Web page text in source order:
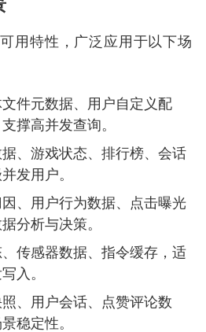
用特性，广泛应用于以下场
文件元数据、用户自定义配
撑高并发查询。
据、游戏状态、排行榜、会话
发用户。
因、用户行为数据、点击曝光
分析与决策。
、传感器数据、指令缓存，适
入。
照、用户会话、点赞评论数
稳定性。